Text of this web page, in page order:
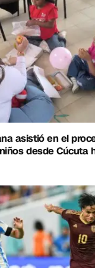
asistió en el
desde Cúcuta